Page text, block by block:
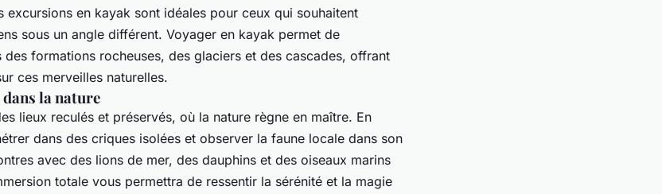
excursions en kayak sont idéales pour ceux qui souhaitent
sous un angle différent. Voyager en kayak permet de
formations rocheuses, des glaciers et des cascades, offrant
ces merveilles naturelles.
la nature
lieux reculés et préservés, où la nature règne en maître. En
dans des criques isolées et observer la faune locale dans son
avec des lions de mer, des dauphins et des oiseaux marins
totale vous permettra de ressentir la sérénité et la magie